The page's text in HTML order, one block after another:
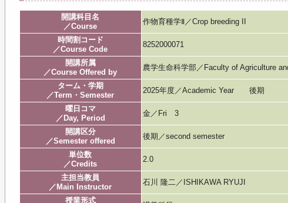
開講科目名
／Course
作物育種学Ⅱ／Crop breeding II
時間割コード
／Course Code
8252000071
開講所属
／Course Offered by
農学生命科学部／Faculty of Agriculture
ターム・学期
／Term・Semester
2025年度／Academic Year 後期
曜日コマ
／Day, Period
金／Fri 3
開講区分
／Semester offered
後期／second semester
単位数
／Credits
2.0
主担当教員
／Main Instructor
石川 隆二／ISHIKAWA RYUJI
授業形式